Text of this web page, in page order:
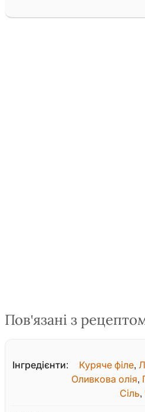
Пов'язані з
Інгредієнти: Куряче філе,
Оливкова олія,
Сіль,